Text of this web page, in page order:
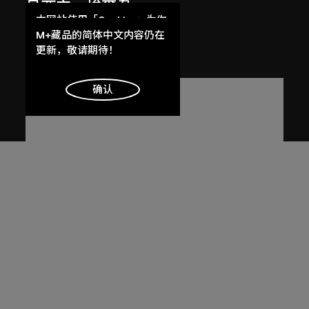
呂西安．埃爾韋
昌迪加爾高等法院
1955
本网站使用「Cookies」为你
提供最好的网站体验。
了解更多
明白
M+藏品的简体中文内容仍在
更新，敬请期待！
确认